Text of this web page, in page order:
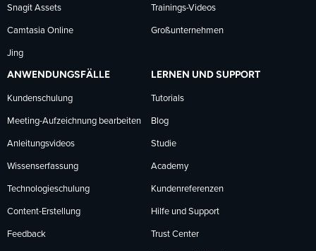
Snagit Assets
Camtasia Online
Jing
Trainings-Videos
Großunternehmen
ANWENDUNGSFÄLLE
Kundenschulung
Meeting-Aufzeichnung bearbeiten
Anleitungsvideos
Wissenserfassung
Technologieschulung
Content-Erstellung
Feedback
LERNEN UND SUPPORT
Tutorials
Blog
Studie
Academy
Kundenreferenzen
Hilfe und Support
Trust Center